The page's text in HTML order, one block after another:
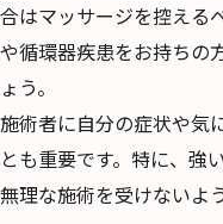
はマッサージを控える
循環器疾患をお持ちの
う。
術者に自分の症状や気
も重要です。特に、強
理な施術を受けないよ